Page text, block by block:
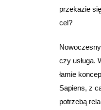
przekazie
cel?
czy usługa.
łamie
Sapiens, z
potrzebą